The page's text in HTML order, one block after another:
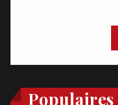
Populaires